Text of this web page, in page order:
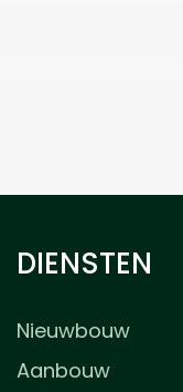
DIENSTEN
Nieuwbouw
Aanbouw